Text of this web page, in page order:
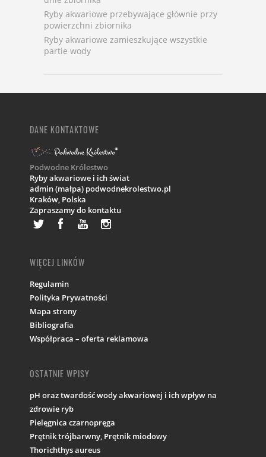
Ryby akwariowe przebywające głównie przy
powierzchni zbiornika
Ryby akwariowe zamieszkujące wszystkie
partie wody
DANE KONTAKTOWE
Podwodne Królestwo
Ryby akwariowe i ich świat
admin (małpa) podwodnekrolestwo.pl
Kraków, Polska
Zapraszamy do kontaktu
WIĘCEJ LINKÓW
Regulamin
Polityka Prywatności
Mapa strony
Bibliografia
Współpraca – oferta reklamowa
OSTATNIE WPISY
pH oraz twardość wody akwariowej i ich wpływ na
zdrowie ryb
Pielęgnica czarnopręga
Prętnik trójbarwny, Prętnik miodowy
Thorichthys aureus